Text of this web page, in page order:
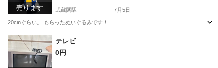
売ります 武蔵関駅 7月5日
20cmぐらい。 もらったぬいぐるみです！
東京 練馬区 武蔵関駅
テレビ
0円